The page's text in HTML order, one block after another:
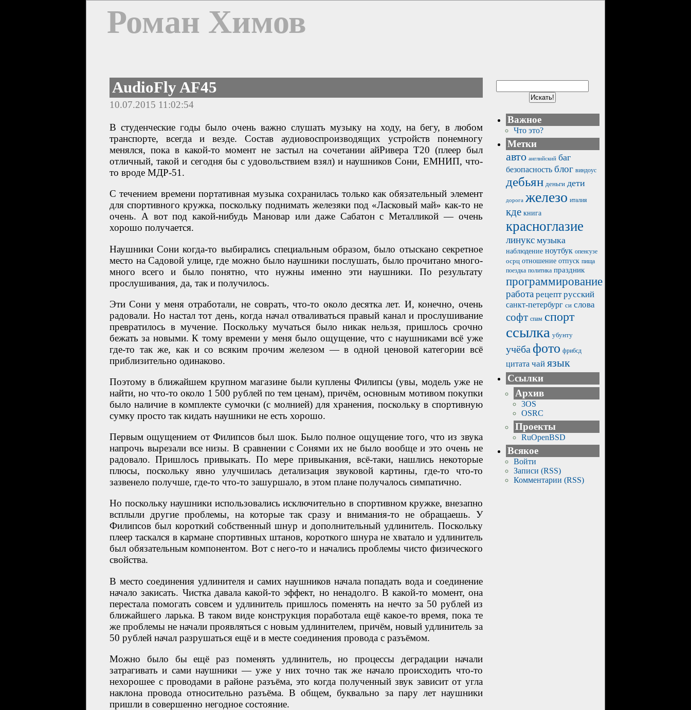
Роман Химов
AudioFly AF45
10.07.2015 11:02:54
В студенческие годы было очень важно слушать музыку на ходу, на бегу, в любом
транспорте, всегда и везде. Состав аудиовоспроизводящих устройств понемногу
менялся, пока в какой-то момент не застыл на сочетании айРивера Т20 (плеер был
отличный, такой и сегодня бы с удовольствием взял) и наушников Сони, ЕМНИП, что-
то вроде МДР-51.
С течением времени портативная музыка сохранилась только как обязательный элемент
для спортивного кружка, поскольку поднимать железяки под «Ласковый май» как-то не
очень. А вот под какой-нибудь Мановар или даже Сабатон с Металликой — очень
хорошо получается.
Наушники Сони когда-то выбирались специальным образом, было отыскано секретное
место на Садовой улице, где можно было наушники послушать, было прочитано много-
много всего и было понятно, что нужны именно эти наушники. По результату
прослушивания, да, так и получилось.
Эти Сони у меня отработали, не соврать, что-то около десятка лет. И, конечно, очень
радовали. Но настал тот день, когда начал отваливаться правый канал и прослушивание
превратилось в мучение. Поскольку мучаться было никак нельзя, пришлось срочно
бежать за новыми. К тому времени у меня было ощущение, что с наушниками всё уже
где-то так же, как и со всяким прочим железом — в одной ценовой категории всё
приблизительно одинаково.
Поэтому в ближайшем крупном магазине были куплены Филипсы (увы, модель уже не
найти, но что-то около 1 500 рублей по тем ценам), причём, основным мотивом покупки
было наличие в комплекте сумочки (с молнией) для хранения, поскольку в спортивную
сумку просто так кидать наушники не есть хорошо.
Первым ощущением от Филипсов был шок. Было полное ощущение того, что из звука
напрочь вырезали все низы. В сравнении с Сонями их не было вообще и это очень не
радовало. Пришлось привыкать. По мере привыкания, всё-таки, нашлись некоторые
плюсы, поскольку явно улучшилась детализация звуковой картины, где-то что-то
зазвенело получше, где-то что-то зашуршало, в этом плане получалось симпатично.
Но поскольку наушники использовались исключительно в спортивном кружке, внезапно
всплыли другие проблемы, на которые так сразу и внимания-то не обращаешь. У
Филипсов был короткий собственный шнур и дополнительный удлинитель. Поскольку
плеер таскался в кармане спортивных штанов, короткого шнура не хватало и удлинитель
был обязательным компонентом. Вот с него-то и начались проблемы чисто физического
свойства.
В место соединения удлинителя и самих наушников начала попадать вода и соединение
начало закисать. Чистка давала какой-то эффект, но ненадолго. В какой-то момент, она
перестала помогать совсем и удлинитель пришлось поменять на нечто за 50 рублей из
ближайшего ларька. В таком виде конструкция поработала ещё какое-то время, пока те
же проблемы не начали проявляться с новым удлинителем, причём, новый удлинитель за
50 рублей начал разрушаться ещё и в месте соединения провода с разъёмом.
Можно было бы ещё раз поменять удлинитель, но процессы деградации начали
затрагивать и сами наушники — уже у них точно так же начало происходить что-то
нехорошее с проводами в районе разъёма, это когда полученный звук зависит от угла
наклона провода относительно разъёма. В общем, буквально за пару лет наушники
пришли в совершенно негодное состояние.
Важное
Что это?
Метки
авто английский баг
безопасность блог виндоус
дебьян деньги дети
дорога железо италия
кде книга
красноглазие
линукс музыка
наблюдение ноутбук опенсузе
осрц отношение отпуск пища
поездка политика праздник
программирование
работа рецепт русский
санкт-петербург си слова
софт спам спорт
ссылка убунту
учёба фото фрибсд
цитата чай язык
Ссылки
Архив
3OS
OSRC
Проекты
RuOpenBSD
Всякое
Войти
Записи (RSS)
Комментарии (RSS)